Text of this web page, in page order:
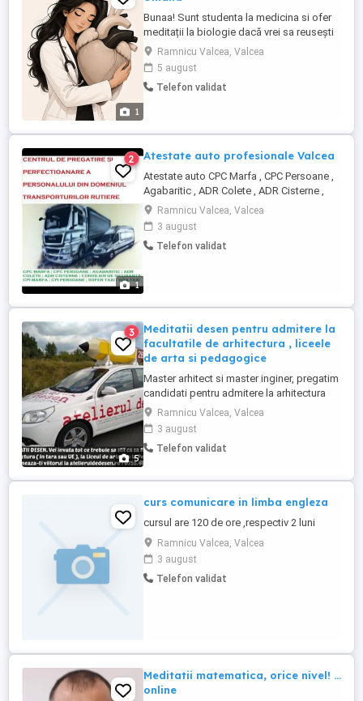
1
Bunaa! Sunt studenta la medicina si ofer
meditații la biologie dacă vrei sa reuseşti
si tu. Am obținuit nota 9.40 in bac la
biologie in doar o luna de pregătire cu
propiul mod eficient de a învăța si sunt
studenta in anul 1 la medicina.Am studiat
Ramnicu Valcea, Valcea
5 august
Telefon validat
1
2 Atestate auto profesionale Valcea
Atestate auto CPC Marfa , CPC Persoane ,
Agabaritic , ADR Colete , ADR Cisterne ,
Consilier de siguranta , CPI Marfa , CPI
Persoane , Sofer Taxi , Viza Taxi...
Ramnicu Valcea, Valcea
3 august
Telefon validat
5
3
Meditatii desen pentru admitere la
facultatile de arhitectura , liceele
de arta si pedagogice
Master arhitect si master inginer, pregatim
candidati pentru admitere la arhitectura
intr-o maniera eficienta ( 100% procent de
reusita – Sibiu, Timisoara, Cluj, Bucuresti,
UK ).O sedinta de pregatire dureaza trei
ore si costa 125 lei. Cursurile se
constrangeri, ...
Ramnicu Valcea, Valcea
3 august
Telefon validat
curs comunicare in limba engleza
cursul are 120 de ore ,respectiv 2 luni
Ramnicu Valcea, Valcea
3 august
Telefon validat
Meditatii matematica, orice nivel! ...
online